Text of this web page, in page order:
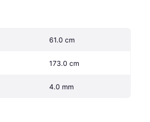
61.0 cm
173.0 cm
4.0 mm